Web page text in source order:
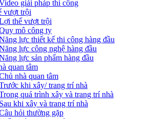
giải pháp thi công
vượt trội
thế vượt trội
mô công ty
lực thiết kế thi công hàng đầu
lực công nghệ hàng đầu
lực sản phẩm hàng đầu
quan tâm
nhà quan tâm
khi xây/ trang trí nhà
quá trình xây và trang trí nhà
Sau khi xây và trang trí nhà
hỏi thường gặp